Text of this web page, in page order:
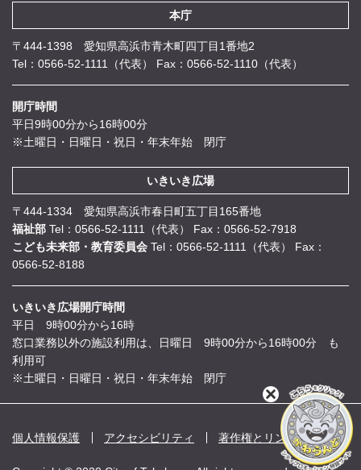
本庁
〒444-1398 愛知県高浜市青木町四丁目1番地2
Tel：0566-52-1111（代表）
Fax：0566-52-1110（代表）
開庁時間
平日9時00分から16時00分
※土曜日・日曜日・祝日・年末年始 閉庁
いきいき広場
〒444-1334 愛知県高浜市春日町五丁目165番地
福祉部 Tel：0566-52-1111（代表）
Fax：0566-52-7918
こども未来部・教育委員会 Tel：0566-52-1111（代表）
Fax：
0566-52-8188
いきいき広場開庁時間
平日 9時00分から16時
窓口業務以外の施設利用は、日曜日 9時00分から16時00分 も
利用可
※土曜日・日曜日・祝日・年末年始 閉庁
個人情報保護 アクセシビリティ 著作権とリンク
閉